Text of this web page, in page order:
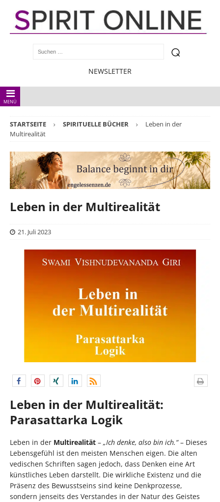
NEWSLETTER
MENÜ
STARTSEITE SPIRITUELLE BÜCHER
Leben in der
Multirealität
Leben in der Multirealität
21. Juli 2023
Leben in der Multirealität:
Parasattarka Logik
Leben in der Multirealität – „Ich denke, also bin ich.“– Dieses
Lebensgefühl ist den meisten Menschen eigen. Die alten
vedischen Schriften sagen jedoch, dass Denken eine Art
künstliches Leben darstellt. Die wirkliche Existenz und die
Präsenz des Bewusstseins sind keine Denkprozesse,
sondern jenseits des Verstandes in der Natur des Geistes